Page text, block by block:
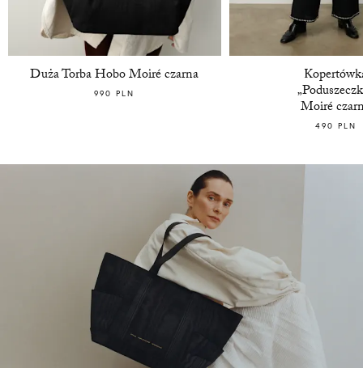
Duża Torba Hobo Moiré czarna
990 PLN
Moiré
490 PLN